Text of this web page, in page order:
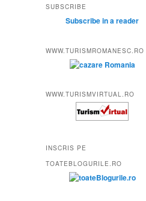
SUBSCRIBE
Subscribe in a reader
WWW.TURISMROMANESC.RO
WWW.TURISMVIRTUAL.RO
INSCRIS PE
TOATEBLOGURILE.RO